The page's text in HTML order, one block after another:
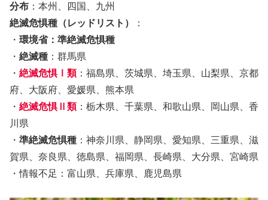
分布 ：本州、四国、九州
絶滅危惧種（レッドリスト）
：
・ 環境省：準絶滅危惧種
・ 絶滅種 ：群馬県
・ 絶滅危惧Ⅰ類：福島県、茨城県、埼玉県、山梨県、京都
府、大阪府、愛媛県、熊本県
・ 絶滅危惧Ⅱ類：栃木県、千葉県、和歌山県、岡山県、香
川県
・ 準絶滅危惧種 ：神奈川県、静岡県、愛知県、三重県、滋
賀県、奈良県、徳島県、福岡県、長崎県、大分県、宮崎県
・情報不足：富山県、兵庫県、鹿児島県